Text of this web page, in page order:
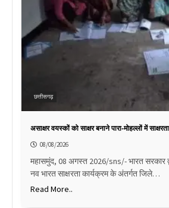
छत्तीसगढ़
असाक्षर वयस्कों को साक्षर बनाने पारा-मोहल्लों में
08/08/2026
महासमुंद, 08 अगस्त 2026/sns/- भारत सरकार
नव भारत साक्षरता कार्यक्रम के अंतर्गत जिले…
Read More..